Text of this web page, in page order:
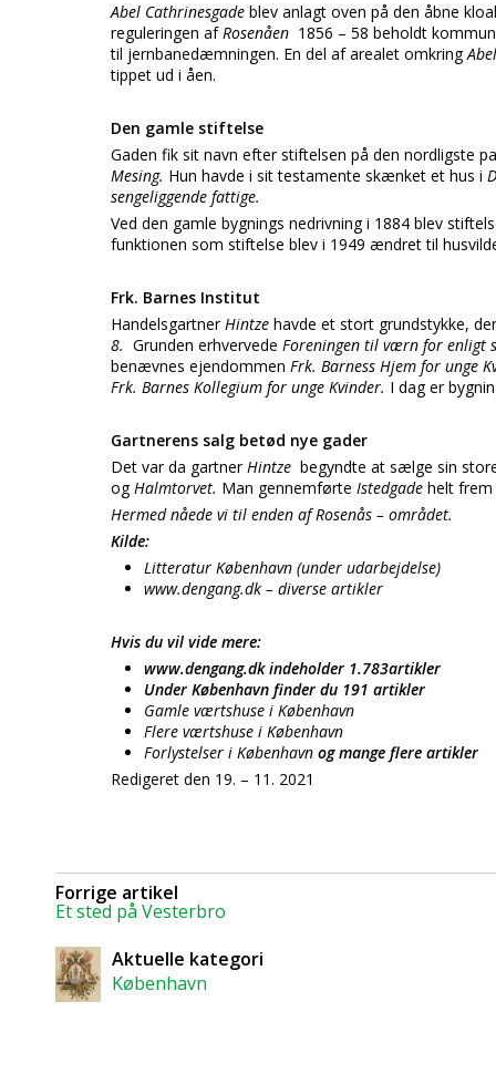
Abel Cathrinesgade blev anlagt oven på den åbne
reguleringen afRosenåen 1856 – 58 beholdt
til jernbanedæmningen. En del af arealet omkring
tippet ud i åen.
Den gamle stiftelse
Gaden fik sit navn efter stiftelsen på den nordligste
Mesing. Hun havde i sit testamente skænket et hus i
sengeliggende fattige.
Ved den gamle bygnings nedrivning i 1884 blev
funktionen som stiftelse blev i 1949 ændret til
Frk. Barnes Institut
HandelsgartnerHintze havde et stort grundstykke,
8. Grunden erhvervede Foreningen til værn for enligt
benævnes ejendommen Frk. Barness Hjem for unge
Frk. Barnes Kollegium for unge Kvinder. I dag er
Gartnerens salg betød nye gader
Det var da gartnerHintze begyndte at sælge sin
ogHalmtorvet. Man gennemførte Istedgade helt
Hermed nåede vi til enden af Rosenås – området.
Kilde:
Litteratur København (under udarbejdelse)
www.dengang.dk – diverse artikler
Hvis du vil vide mere:
www.dengang.dk indeholder 1.783artikler
Under København finder du 191 artikler
Gamle værtshuse i København
Flere værtshuse i København
Forlystelser i København og mange flere artikler
Redigeret den 19. – 11. 2021
Forrige artikel
Et sted på Vesterbro
Aktuelle kategori
København